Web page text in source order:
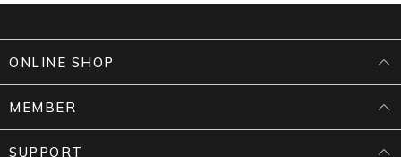
ONLINE SHOP
MEMBER
SUPPORT